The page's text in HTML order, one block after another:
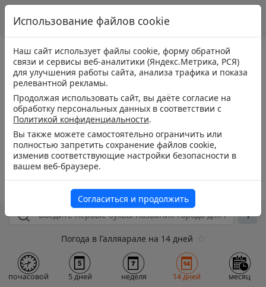
Погода в Галляарале на 14 дней
почасовой 5 дней неделя 14 дней месяц
Использование файлов cookie
Наш сайт использует файлы cookie, форму обратной
связи и сервисы веб-аналитики (Яндекс.Метрика, РСЯ)
для улучшения работы сайта, анализа трафика и показа
релевантной рекламы.
Продолжая использовать сайт, вы даёте согласие на
обработку персональных данных в соответствии с
Политикой конфиденциальности.
Вы также можете самостоятельно ограничить или
полностью запретить сохранение файлов cookie,
изменив соответствующие настройки безопасности в
вашем веб-браузере.
Согласиться и продолжить